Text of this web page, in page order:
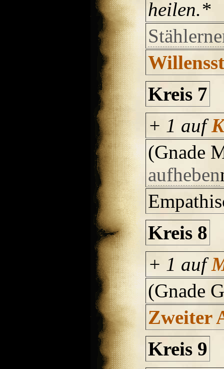
heilen.*
Kreis 7
+ 1 auf
(Gnade
aufheben
Kreis 8
+ 1 auf
(Gnade
Zweiter
Kreis 9